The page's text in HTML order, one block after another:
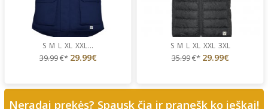
S M L XL XXL...
39.99€* 29.99€
S M L XL XXL 3XL
35.99€* 29.99€
Neradai prekės? Spausk čia ir pranešk ko ieškai!